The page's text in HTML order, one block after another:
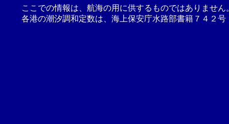
ここでの情報は、航海の用に供するものではありませ
各港の潮汐調和定数は、海上保安庁水路部書籍７４２